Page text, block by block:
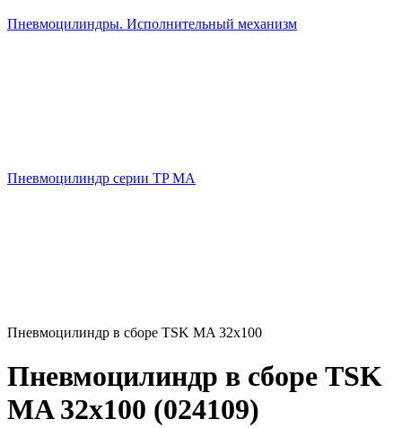
Пневмоцилиндры. Исполнительный механизм
Пневмоцилиндр серии TP MA
Пневмоцилиндр в сборе TSK MA 32x100
Пневмоцилиндр в сборе TSK
MA 32x100 (024109)